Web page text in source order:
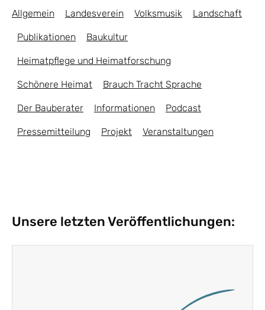
Allgemein Landesverein Volksmusik Landschaft
Publikationen Baukultur
Heimatpflege und Heimatforschung
Schönere Heimat Brauch Tracht Sprache
Der Bauberater Informationen Podcast
Pressemitteilung Projekt Veranstaltungen
Unsere letzten Veröffentlichungen: